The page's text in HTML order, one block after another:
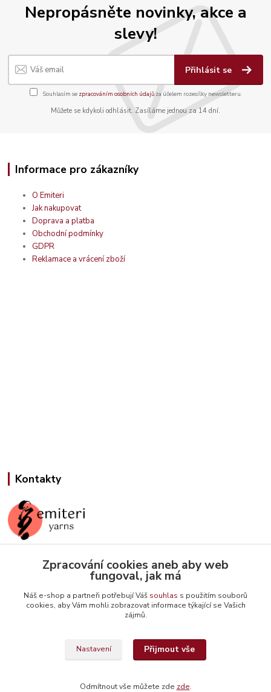
Nepropásněte novinky, akce a
slevy!
Přihlásit se
Souhlasím se zpracováním osobních údajůza účelem rozesílky newsletteru.
Můžete se kdykoli odhlásit. Zasíláme jednou za 14 dní.
Informace pro zákazníky
O Emiteri
Jak nakupovat
Doprava a platba
Obchodní podmínky
GDPR
Reklamace a vrácení zboží
Kontakty
Jana Slámová
+420 608 507 824
info@emiteriyarns.cz
Zpracování cookies aneb aby web
fungoval, jak má
Náš e-shop a partneři potřebují Váš souhlas s použitím souborů
cookies, aby Vám mohli zobrazovat informace týkající se Vašich
zájmů.
Nastavení Přijmout vše
Odmítnout vše můžete zde zde.